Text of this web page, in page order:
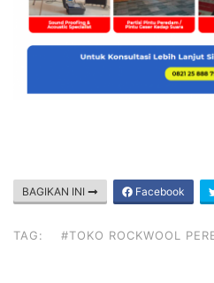
BAGIKAN INI Facebook
TAG: #TOKO ROCKWOOL